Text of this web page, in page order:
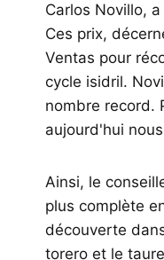
Carlos Novillo,
Ces prix,
Ventas pour
cycle isidril.
nombre record.
aujourd'hui
Ainsi, le
plus complète
découverte
torero et le